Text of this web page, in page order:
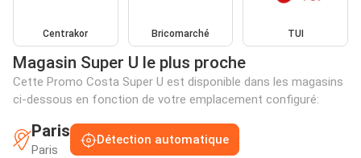
Centrakor Bricomarché TUI
Magasin Super U le plus proche
Cette Promo Costa Super U est disponible dans les magasins
ci-dessous en fonction de votre emplacement configuré:
Paris
Paris
Détection automatique